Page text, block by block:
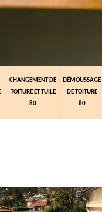
CHANGEMENT DE
TOITURE ET TUILE
80
DÉMOUSSAGE
DE TOITURE
80